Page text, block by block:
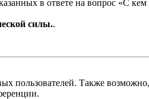
в ответе на вопрос «С
силы..
пользователей. Также